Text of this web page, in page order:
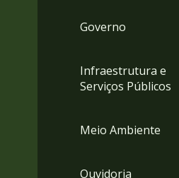
Governo
Infraestrutura e
Serviços Públicos
Meio Ambiente
Ouvidoria